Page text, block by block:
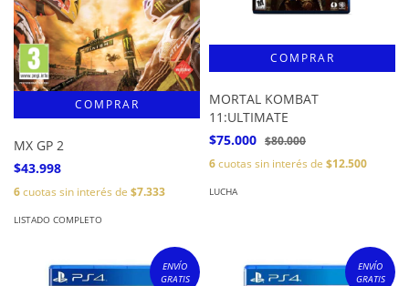
MX GP 2
$43.998
6cuotas sin interés de $7.333
LISTADO COMPLETO
MORTAL KOMBAT
11:ULTIMATE
$75.000 $80.000
6cuotas sin interés de $12.500
LUCHA
ENVÍO
GRATIS
ENVÍO
GRATIS